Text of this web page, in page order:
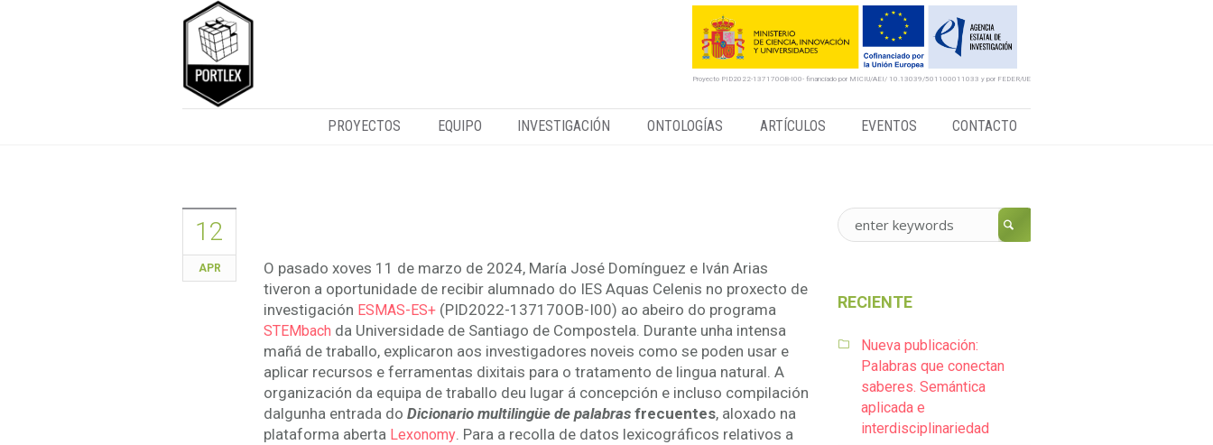
Proyecto PID2022-137170OB-I00- financiado por MICIU/AEI/ 10.13039/501100011033 y por FEDER/UE
PROYECTOS EQUIPO INVESTIGACIÓN ONTOLOGÍAS ARTÍCULOS EVENTOS CONTACTO
12
APR
O pasado xoves 11 de marzo de 2024, María José Domínguez e Iván Arias
tiveron a oportunidade de recibir alumnado do IES Aquas Celenis no proxecto de
investigación ESMAS-ES+ (PID2022-137170OB-I00) ao abeiro do programa
STEMbach da Universidade de Santiago de Compostela. Durante unha intensa
mañá de traballo, explicaron aos investigadores noveis como se poden usar e
aplicar recursos e ferramentas dixitais para o tratamento de lingua natural. A
organización da equipa de traballo deu lugar á concepción e incluso compilación
dalgunha entrada do Dicionario multilingüe de palabras frecuentes, aloxado na
plataforma aberta Lexonomy. Para a recolla de datos lexicográficos relativos a
RECIENTE
Nueva publicación:
Palabras que conectan
saberes. Semántica
aplicada e
interdisciplinariedad